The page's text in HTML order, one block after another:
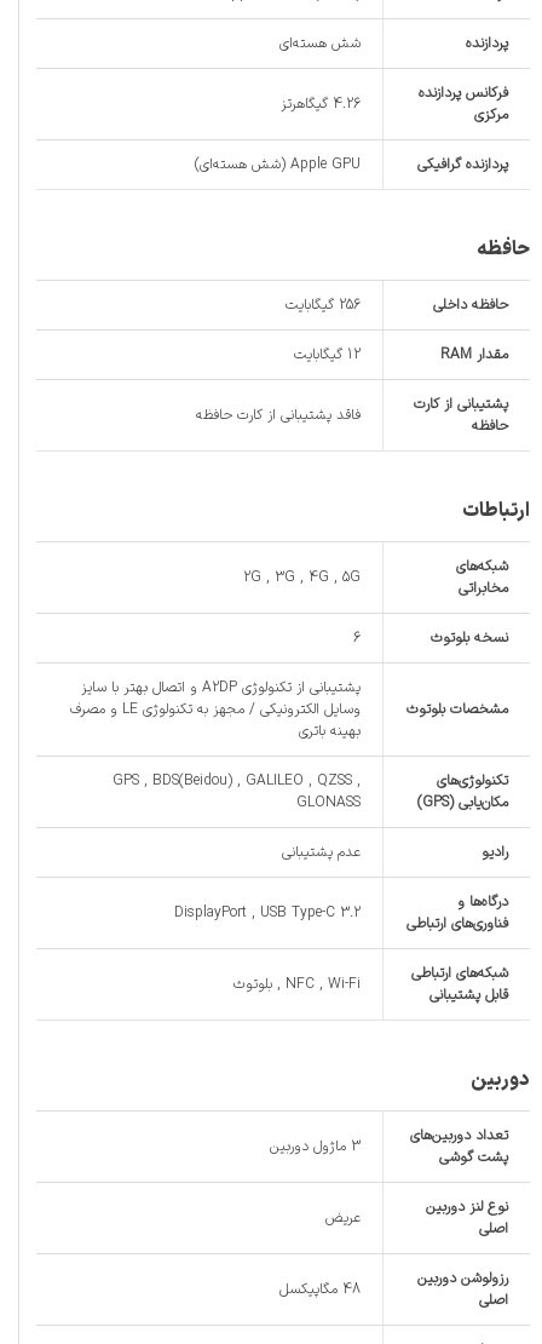
پردازنده‌ شش هسته‌ای
فرکانس پردازنده‌
مرکزی
4.26 گیگاهرتز
پردازنده‌ گرافیکی Apple GPU (شش هسته‌ای)
حافظه
حافظه داخلی 256 گیگابایت
مقدار RAM 12 گیگابایت
پشتیبانی از کارت
حافظه
فاقد پشتیبانی از کارت حافظه
ارتباطات
شبکه‌های
مخابراتی
2G , 3G , 4G , 5G
نسخه بلوتوث 6
مشخصات بلوتوث
پشتیبانی از تکنولوژی A2DP و اتصال بهتر با سایز
وسایل الکترونیکی / مجهز به تکنولوژی LE و مصرف
بهینه باتری
تکنولوژی‌های
مکان‌یابی (GPS)
GPS , BDS(Beidou) , GALILEO , QZSS ,
GLONASS
رادیو عدم پشتیبانی
درگاه‌ها و
فناوری‌های ارتباطی
DisplayPort , USB Type-C 3.2
شبکه‌های ارتباطی
قابل پشتیبانی
NFC , Wi-Fi , بلوتوث
دوربین
تعداد دوربین‌های
پشت گوشی
3 ماژول دوربین
نوع لنز دوربین
اصلی
عریض
رزولوشن دوربین
اصلی
48 مگاپیکسل